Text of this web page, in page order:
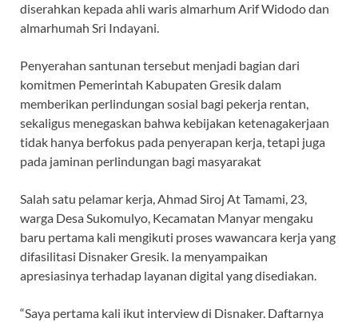
diserahkan kepada ahli waris almarhum Arif Widodo dan
almarhumah Sri Indayani.
Penyerahan santunan tersebut menjadi bagian dari
komitmen Pemerintah Kabupaten Gresik dalam
memberikan perlindungan sosial bagi pekerja rentan,
sekaligus menegaskan bahwa kebijakan ketenagakerjaan
tidak hanya berfokus pada penyerapan kerja, tetapi juga
pada jaminan perlindungan bagi masyarakat
Salah satu pelamar kerja, Ahmad Siroj At Tamami, 23,
warga Desa Sukomulyo, Kecamatan Manyar mengaku
baru pertama kali mengikuti proses wawancara kerja yang
difasilitasi Disnaker Gresik. Ia menyampaikan
apresiasinya terhadap layanan digital yang disediakan.
“Saya pertama kali ikut interview di Disnaker. Daftarnya